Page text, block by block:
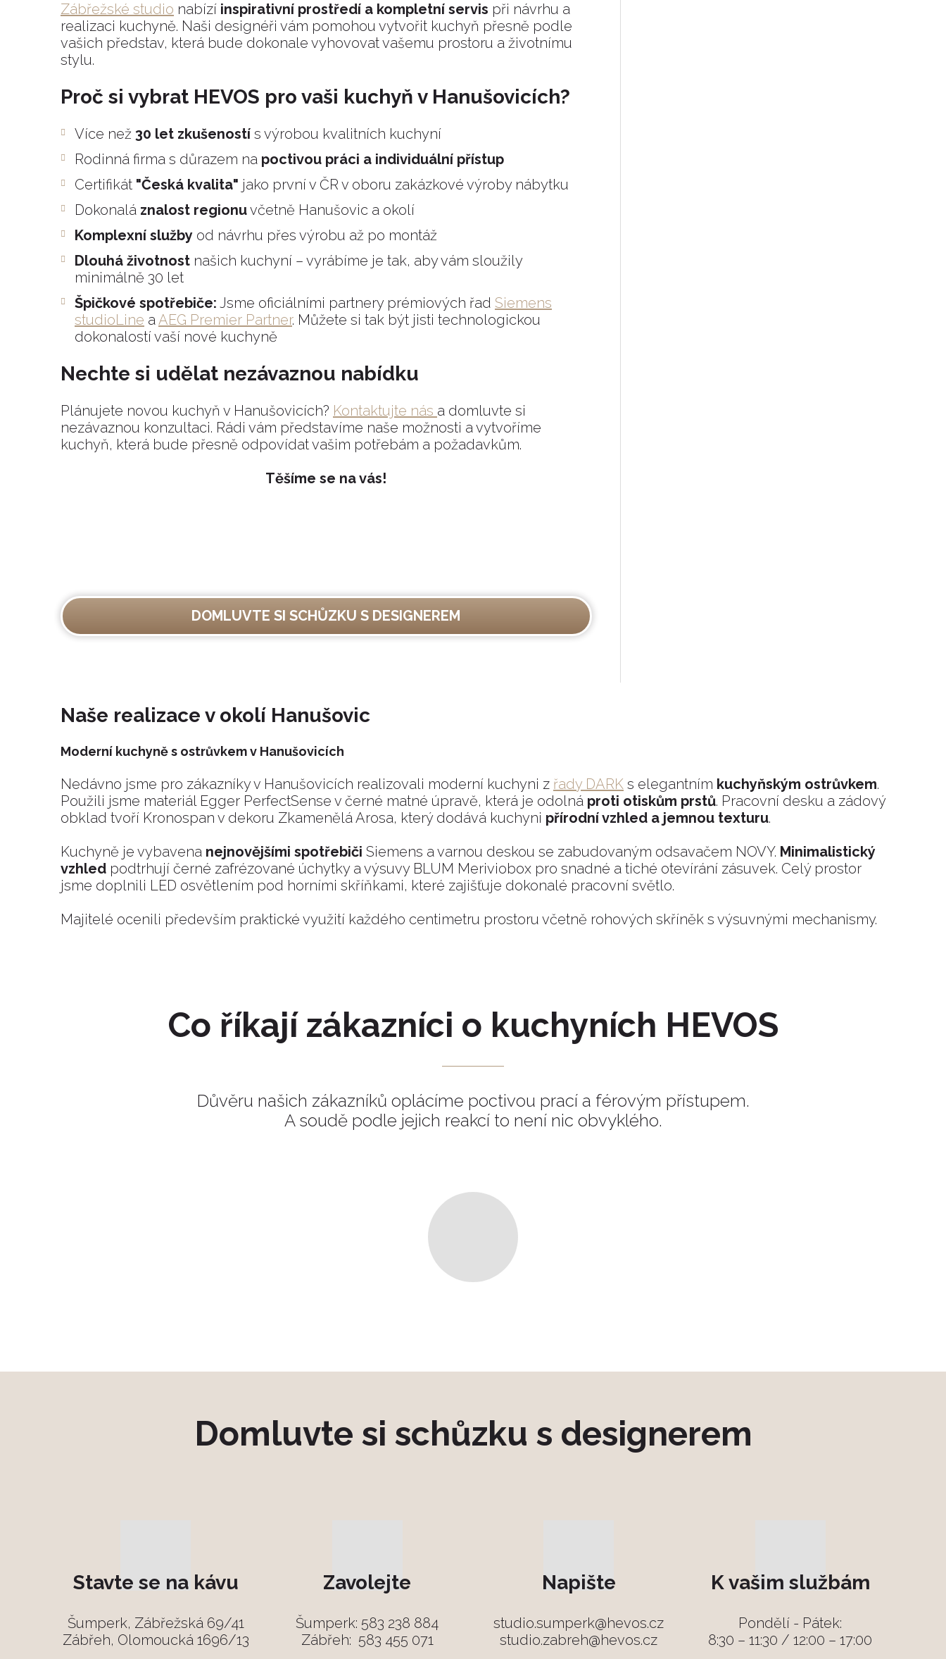
Zábřežské studio nabízí inspirativní prostředí a kompletní servis při návrhu a
realizaci kuchyně. Naši designéři vám pomohou vytvořit kuchyň přesně podle
vašich představ, která bude dokonale vyhovovat vašemu prostoru a životnímu
stylu.
Proč si vybrat HEVOS pro vaši kuchyň v Hanušovicích?
Více než 30 let zkušeností s výrobou kvalitních kuchyní
Rodinná firma s důrazem na poctivou práci a individuální přístup
Certifikát "Česká kvalita" jako první v ČR v oboru zakázkové výroby nábytku
Dokonalá znalost regionuvčetně Hanušovic a okolí
Komplexní služby od návrhu přes výrobu až po montáž
Dlouhá životnost našich kuchyní – vyrábíme je tak, aby vám sloužily
minimálně 30 let
Špičkové spotřebiče: Jsme oficiálními partnery prémiových řad Siemens
studioLine aAEG Premier Partner. Můžete si tak být jisti technologickou
dokonalostí vaší nové kuchyně
Nechte si udělat nezávaznou nabídku
Plánujete novou kuchyň v Hanušovicích? Kontaktujte nás a domluvte si
nezávaznou konzultaci. Rádi vám představíme naše možnosti a vytvoříme
kuchyň, která bude přesně odpovídat vašim potřebám a požadavkům.
Těšíme se na vás!
DOMLUVTE SI SCHŮZKU S DESIGNEREM
Naše realizace v okolí Hanušovic
Moderní kuchyně s ostrůvkem v Hanušovicích
Nedávno jsme pro zákazníky v Hanušovicích realizovali moderní kuchyni z řady DARK s elegantním kuchyňským ostrůvkem.
Použili jsme materiál Egger PerfectSense v černé matné úpravě, která je odolná proti otiskům prstů. Pracovní desku a zádový
obklad tvoří Kronospan v dekoru Zkamenělá Arosa, který dodává kuchyni přírodní vzhled a jemnou texturu.
Kuchyně je vybavena nejnovějšími spotřebiči Siemens a varnou deskou se zabudovaným odsavačem NOVY. Minimalistický
vzhled podtrhují černé zafrézované úchytky a výsuvy BLUM Meriviobox pro snadné a tiché otevírání zásuvek. Celý prostor
jsme doplnili LED osvětlením pod horními skříňkami, které zajišťuje dokonalé pracovní světlo.
Majitelé ocenili především praktické využití každého centimetru prostoru včetně rohových skříněk s výsuvnými mechanismy.
Co říkají zákazníci o kuchyních HEVOS
Důvěru našich zákazníků oplácíme poctivou prací a férovým přístupem.
A soudě podle jejich reakcí to není nic obvyklého.
Domluvte si schůzku s designerem
Stavte se na kávu
Šumperk, Zábřežská 69/41
Zábřeh, Olomoucká 1696/13
Zavolejte
Šumperk: 583 238 884
Zábřeh: 583 455 071
Napište
studio.sumperk@hevos.cz
studio.zabreh@hevos.cz
K vašim službám
Pondělí - Pátek:
8:30 – 11:30 / 12:00 – 17:00